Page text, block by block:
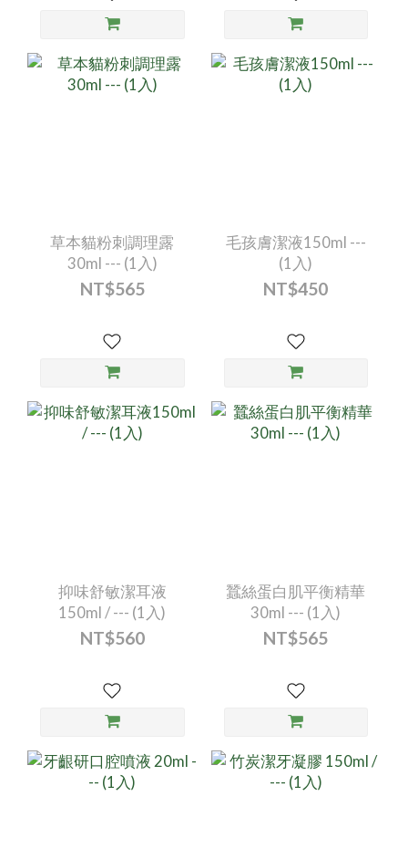
草本貓粉刺調理露
30ml --- (1入)
NT$565
毛孩膚潔液150ml ---
(1入)
NT$450
抑味舒敏潔耳液
150ml / --- (1入)
NT$560
蠶絲蛋白肌平衡精華
30ml --- (1入)
NT$565